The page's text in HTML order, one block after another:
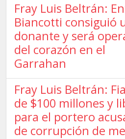
Fray Luis Beltrán:
Biancotti consiguió
donante y será
del corazón en el
Garrahan
Fray Luis Beltrán:
de $100 millones y
para el portero
de corrupción de